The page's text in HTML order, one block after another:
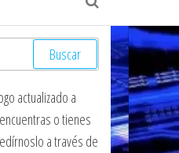
actualizado a
o tienes
a través de